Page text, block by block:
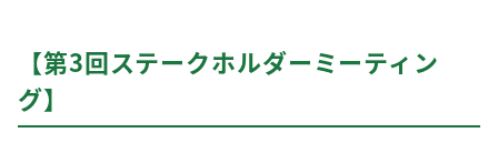
【第3回ステークホルダーミーティン
グ】